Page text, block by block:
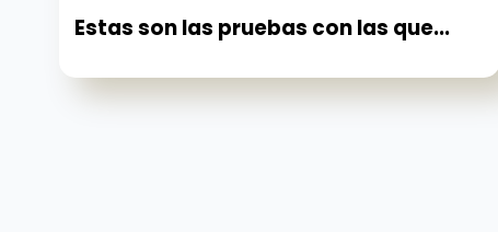
Estas son las pruebas con las que...